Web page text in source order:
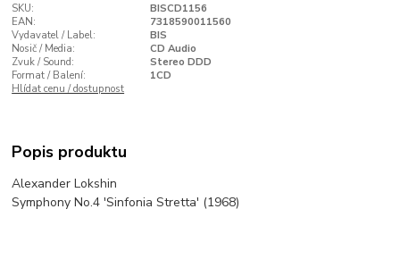
SKU:
BISCD1156
EAN:
7318590011560
Vydavatel / Label:
BIS
Nosič / Media:
CD Audio
Zvuk / Sound:
Stereo DDD
Format / Balení:
1CD
Hlídat cenu / dostupnost
Popis produktu
Alexander Lokshin
Symphony No.4 'Sinfonia Stretta' (1968)